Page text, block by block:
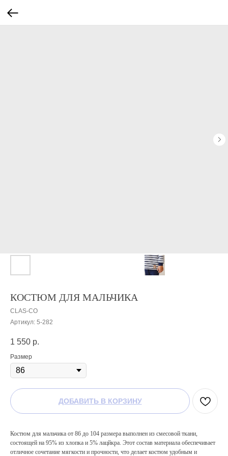
КОСТЮМ ДЛЯ МАЛЬЧИКА
CLAS-CO
Артикул: 5-282
1 550 р.
Размер
ДОБАВИТЬ В КОРЗИНУ
Костюм для мальчика от 86 до 104 размера выполнен из смесовой ткани,
состоящей на 95% из хлопка и 5% лацйкра. Этот состав материала обеспечивает
отличное сочетание мягкости и прочности, что делает костюм удобным и